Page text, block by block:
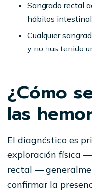
Sangrado rectal
hábitos
Cualquier
y no has tenido
¿Cómo
las
El diagnóstico es
exploración física
rectal —
confirmar la